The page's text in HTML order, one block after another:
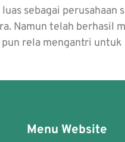
sebagai
Namun telah berhasil
rela mengantri
Menu Website